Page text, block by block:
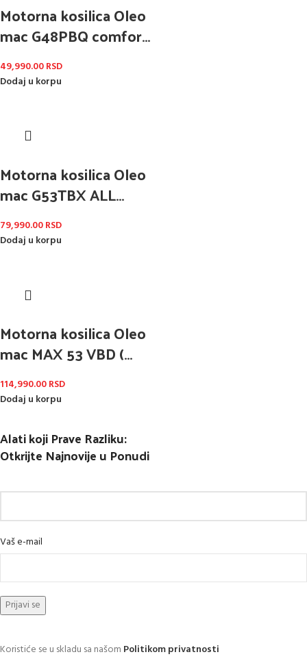
Motorna kosilica Oleo
mac G48PBQ comfort
plus
49,990.00RSD
Dodaj u korpu
Motorna kosilica Oleo
mac G53TBX ALL
ROAD
79,990.00RSD
Dodaj u korpu
Motorna kosilica Oleo
mac MAX 53 VBD (
aluminijumsko
kućište)
114,990.00RSD
Dodaj u korpu
Alati koji Prave Razliku:
Otkrijte Najnovije u Ponudi
Vaš e-mail
Koristiće se u skladu sa našom Politikom privatnosti